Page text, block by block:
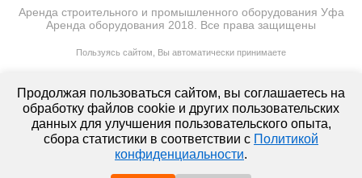
Аренда строительного и промышленного оборудования Уфа
Аренда оборудования 2018. Все права защищены
Пользуясь сайтом, Вы автоматически принимаете
lt-rent.ru
Аренда оборудования
Продолжая пользоваться сайтом, вы соглашаетесь на
обработку файлов cookie и других пользовательских
данных для улучшения пользовательского опыта,
сбора статистики в соответствии с Политикой
конфиденциальности.